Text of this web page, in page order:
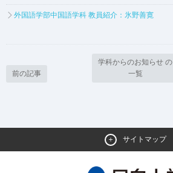
外国語学部中国語学科 教員紹介：氷野善寛
前の記事
学科からのお知らせ の
一覧
サイトマップ